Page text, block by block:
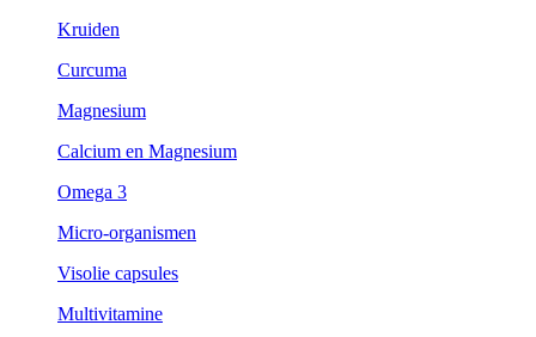
Kruiden
Curcuma
Magnesium
Calcium en Magnesium
Omega 3
Micro-organismen
Visolie capsules
Multivitamine